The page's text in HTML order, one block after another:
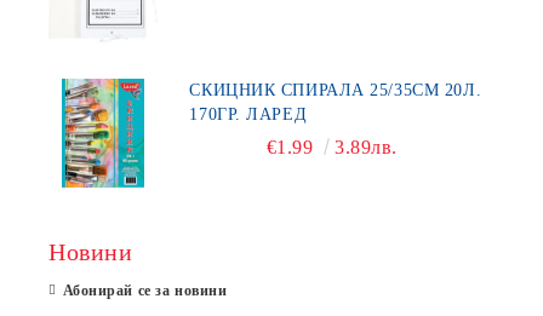
СКИЦНИК СПИРАЛА 25/35СМ 20Л.
170ГР. ЛАРЕД
€1.99 3.89лв.
Новини
Абонирай се за новини